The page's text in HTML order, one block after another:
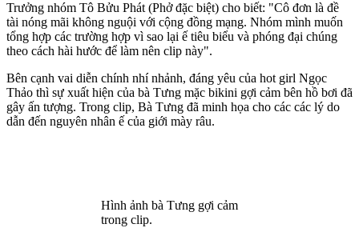
Trưởng nhóm Tô Bửu Phát (Phở đặc biệt) cho biết: "Cô đơn là đề
tài nóng mãi không nguội với cộng đồng mạng. Nhóm mình muốn
tổng hợp các trường hợp vì sao lại ế tiêu biểu và phóng đại chúng
theo cách hài hước để làm nên clip này".
Bên cạnh vai diễn chính nhí nhảnh, đáng yêu của hot girl Ngọc
Thảo thì sự xuất hiện của bà Tưng mặc bikini gợi cảm bên hồ bơi đã
gây ấn tượng. Trong clip, Bà Tưng đã minh họa cho các các lý do
dẫn đến nguyên nhân ế của giới mày râu.
Hình ảnh bà Tưng gợi cảm
trong clip.